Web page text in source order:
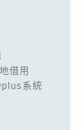
借用
系統